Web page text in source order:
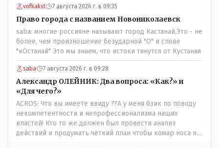
места. Сколько людей можно трудоустроить? Но зачем,
когда водитель должен и на дорогу смотреть, и оплату
контролировать , и (в редких случаях оплаты наличкой)
сдачу выдавать. У нас прогресс почему-то идет с
регрессом рука об руку. Любую хорошую задумку
умудряемся похерить(
vofkakst 7 августа 2026 г. в 09:35
Право города с названием Новониколаевск
saba: многие россияне называют город Кастанай,Это - не
более, чем произношение безударной "О" в слове
"кОстанай" Это мы знаем, что истоки тянутся от Кустаная
saba 7 августа 2026 г. в 09:28
Александр ОЛЕЙНИК: Два вопроса: «Как?» и
«Для чего?»
ACROS: Что вы имеете ввиду ??А у меня бзик по поводу
некомпетентности и непрофессионализма наших
властей! Кто то же должен был провести анализ
действий и продумать чёткий план чтобы комар носа не